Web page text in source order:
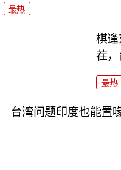
最热
棋
茬
最热
台湾问题印度也能置